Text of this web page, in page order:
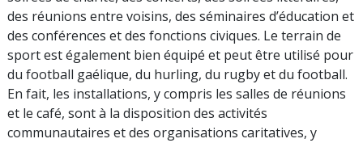
des réunions entre voisins, des séminaires d’éducation et
des conférences et des fonctions civiques. Le terrain de
sport est également bien équipé et peut être utilisé pour
du football gaélique, du hurling, du rugby et du football.
En fait, les installations, y compris les salles de réunions
et le café, sont à la disposition des activités
communautaires et des organisations caritatives, y